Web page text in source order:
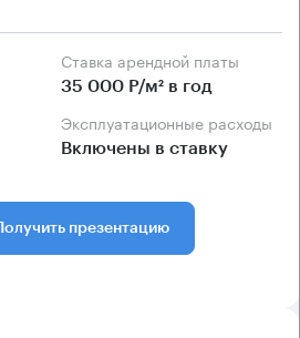
Ставка арендной платы
35 000 Р/м² в год
Эксплуатационные расходы
Включены в ставку
Получить презентацию